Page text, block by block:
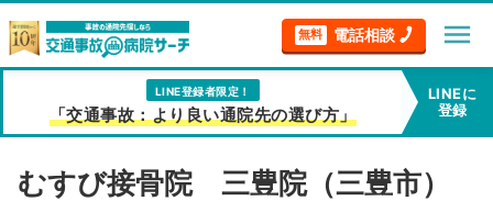
無料 電話相談 menu
LINE登録者限定！
「交通事故：より良い通院先の選び方」
LINEに
登録
むすび接骨院 三豊院（三豊市）